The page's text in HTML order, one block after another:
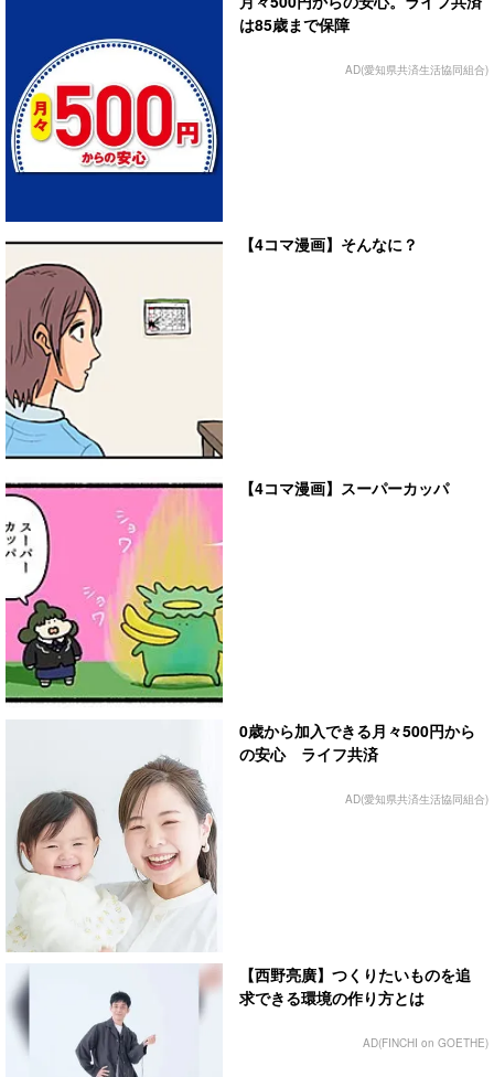
は85歳まで保障
AD(愛知県共済生活協同組合)
【4コマ漫画】そんなに？
【4コマ漫画】スーパーカッパ
0歳から加入できる月々500円から
の安心 ライフ共済
AD(愛知県共済生活協同組合)
【西野亮廣】つくりたいものを追
求できる環境の作り方とは
AD(FINCHI on GOETHE)